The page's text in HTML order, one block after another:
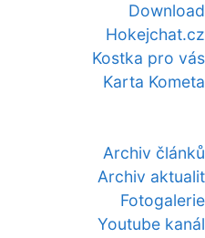
Download
Hokejchat.cz
Kostka pro vás
Karta Kometa
Archiv článků
Archiv aktualit
Fotogalerie
Youtube kanál